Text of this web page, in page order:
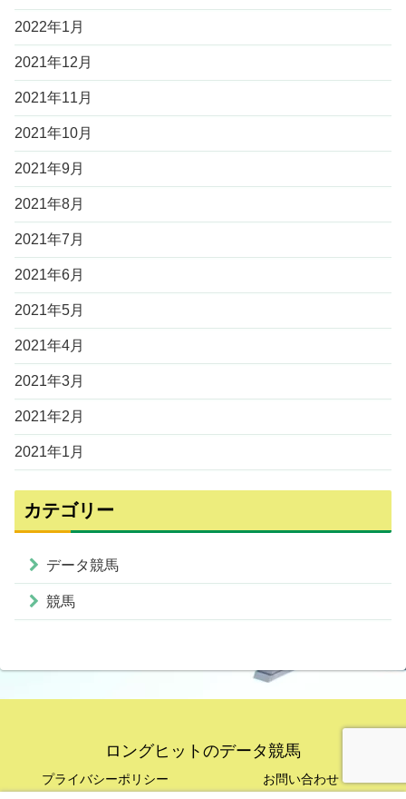
2022年1月
2021年12月
2021年11月
2021年10月
2021年9月
2021年8月
2021年7月
2021年6月
2021年5月
2021年4月
2021年3月
2021年2月
2021年1月
カテゴリー
データ競馬
競馬
ロングヒットのデータ競馬
プライバシーポリシー お問い合わせ